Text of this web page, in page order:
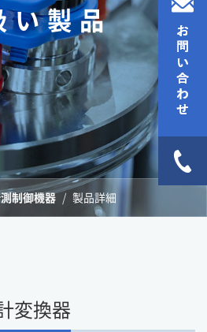
い製品
制御機器 製品詳細
変換器